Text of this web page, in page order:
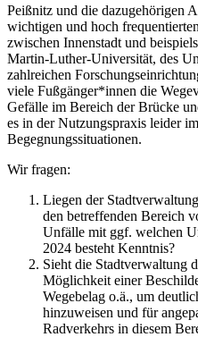
Peißnitz und die dazugehörigen
wichtigen und hoch
zwischen Innenstadt und
Martin-Luther-Universität, des
zahlreichen
viele Fußgänger*innen die
Gefälle im Bereich der Brücke
es in der Nutzungspraxis leider
Begegnungssituationen.
Wir fragen:
Liegen der
den betreffenden Bereich
Unfälle mit ggf. welchen
2024 besteht Kenntnis?
Sieht die Stadtverwaltung
Möglichkeit einer
Wegebelag o.ä., um
hinzuweisen und für
Radverkehrs in diesem